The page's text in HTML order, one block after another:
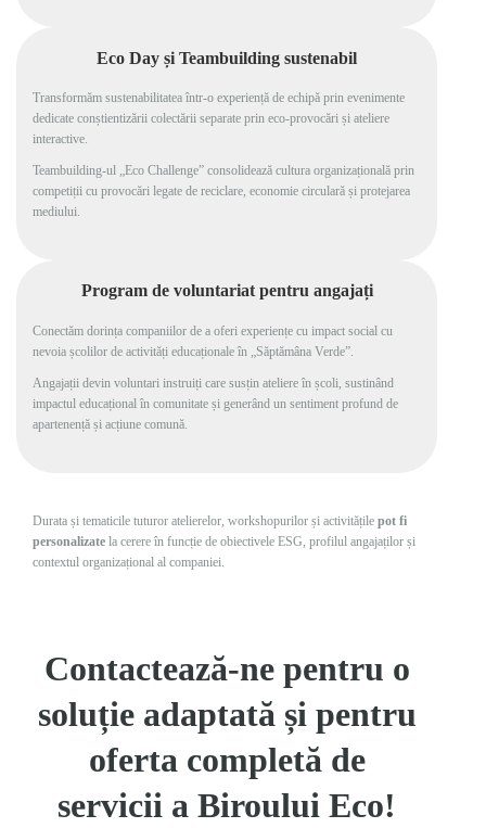
Eco Day și Teambuilding sustenabil
Transformăm sustenabilitatea într-o experiență de echipă prin evenimente
dedicate conștientizării colectării separate prin eco-provocări și ateliere
interactive.
Teambuilding-ul „Eco Challenge” consolidează cultura organizațională prin
competiții cu provocări legate de reciclare, economie circulară și protejarea
mediului.
Program de voluntariat pentru angajați
Conectăm dorința companiilor de a oferi experiențe cu impact social cu
nevoia școlilor de activități educaționale în „Săptămâna Verde”.
Angajații devin voluntari instruiți care susțin ateliere în școli, sustinând
impactul educațional în comunitate și generând un sentiment profund de
apartenență și acțiune comună.
Durata și tematicile tuturor atelierelor, workshopurilor și activitățile pot fi
personalizate la cerere în funcție de obiectivele ESG, profilul angajaților și
contextul organizațional al companiei.
Contactează-ne pentru o
soluție adaptată și pentru
oferta completă de
servicii a Biroului Eco!